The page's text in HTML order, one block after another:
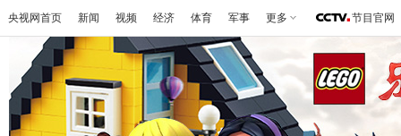
央视网首页 新闻 视频 经济 体育 军事 更多 节目官网